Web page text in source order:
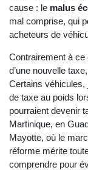
cause : le malus
mal comprise, qui
acheteurs de
Contrairement à ce
d’une nouvelle
Certains véhicules,
de taxe au poids
pourraient devenir
Martinique, en
Mayotte, où le
réforme mérite
comprendre pour